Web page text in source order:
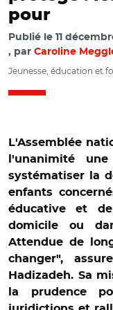
pour
Publié le 11
par Caroline
Jeunesse, éducation et
L'Assemblée
l'unanimité
systématiser la
enfants
éducative et
domicile ou
Attendue de
changer",
Hadizadeh. Sa
la prudence